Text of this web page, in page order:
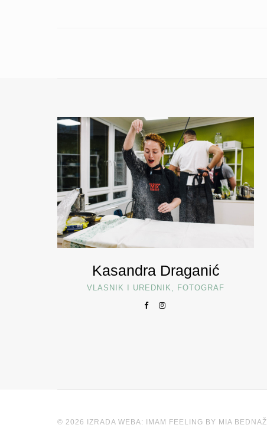
Kasandra Draganić
VLASNIK I UREDNIK, FOTOGRAF
© 2026 IZRADA WEBA: IMAM FEELING BY MIA BEDNAŽ